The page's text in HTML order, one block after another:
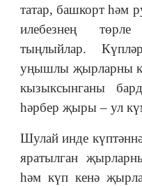
татар, башкорт һәм
илебезнең
тыңлыйлар.
уңышлы җырларны
кызыксынганы
һәрбер җыры – ул
Шулай инде
яратылган
һәм күп кенә